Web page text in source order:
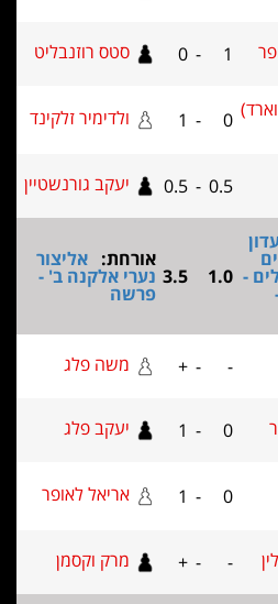
1
0 סטס רוזנבליט
0
1 ולדימיר זלקינד
0.5 יעקב גורנשטיין
1.0
3.5
אורחת:אליצור
נערי אלקנה ב' -
פרשה
משה פלג
0
1 יעקב פלג
1 אריאל לאופר
- מרק וקסמן